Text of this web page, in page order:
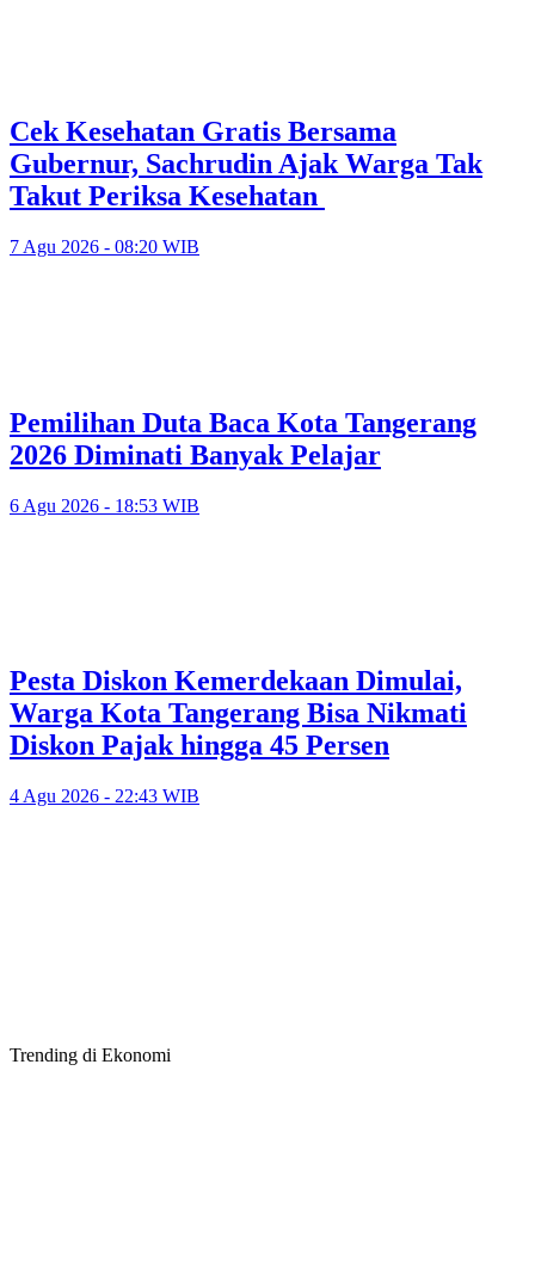
Cek Kesehatan Gratis Bersama
Gubernur, Sachrudin Ajak Warga Tak
Takut Periksa Kesehatan
7 Agu 2026 - 08:20 WIB
Pemilihan Duta Baca Kota Tangerang
2026 Diminati Banyak Pelajar
6 Agu 2026 - 18:53 WIB
Pesta Diskon Kemerdekaan Dimulai,
Warga Kota Tangerang Bisa Nikmati
Diskon Pajak hingga 45 Persen
4 Agu 2026 - 22:43 WIB
Trending di Ekonomi